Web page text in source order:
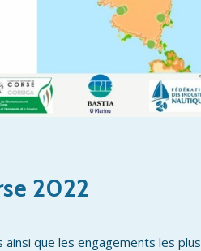
2022
que les engagements les plus